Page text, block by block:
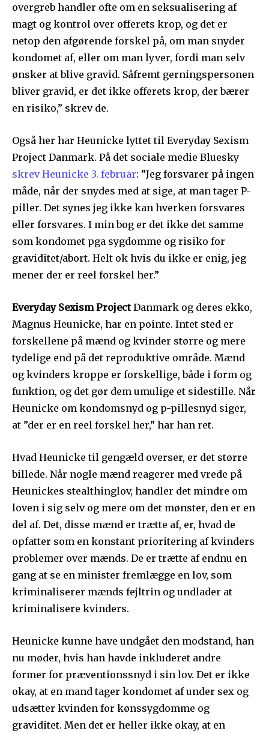
overgreb handler ofte om en seksualisering af
magt og kontrol over offerets krop, og det er
netop den afgørende forskel på, om man snyder
kondomet af, eller om man lyver, fordi man selv
ønsker at blive gravid. Såfremt gerningspersonen
bliver gravid, er det ikke offerets krop, der bærer
en risiko,” skrev de.
Også her har Heunicke lyttet til Everyday Sexism
Project Danmark. På det sociale medie Bluesky
skrev Heunicke 3. februar: ”Jeg forsvarer på ingen
måde, når der snydes med at sige, at man tager P-
piller. Det synes jeg ikke kan hverken forsvares
eller forsvares. I min bog er det ikke det samme
som kondomet pga sygdomme og risiko for
graviditet/abort. Helt ok hvis du ikke er enig, jeg
mener der er reel forskel her.”
Everyday Sexism ProjectDanmark og deres ekko,
Magnus Heunicke, har en pointe. Intet sted er
forskellene på mænd og kvinder større og mere
tydelige end på det reproduktive område. Mænd
og kvinders kroppe er forskellige, både i form og
funktion, og det gør dem umulige et sidestille. Når
Heunicke om kondomsnyd og p-pillesnyd siger,
at ”der er en reel forskel her,” har han ret.
Hvad Heunicke til gengæld overser, er det større
billede. Når nogle mænd reagerer med vrede på
Heunickes stealthinglov, handler det mindre om
loven i sig selv og mere om det mønster, den er en
del af. Det, disse mænd er trætte af, er, hvad de
opfatter som en konstant prioritering af kvinders
problemer over mænds. De er trætte af endnu en
gang at se en minister fremlægge en lov, som
kriminaliserer mænds fejltrin og undlader at
kriminalisere kvinders.
Heunicke kunne have undgået den modstand, han
nu møder, hvis han havde inkluderet andre
former for præventionssnyd i sin lov. Det er ikke
okay, at en mand tager kondomet af under sex og
udsætter kvinden for kønssygdomme og
graviditet. Men det er heller ikke okay, at en